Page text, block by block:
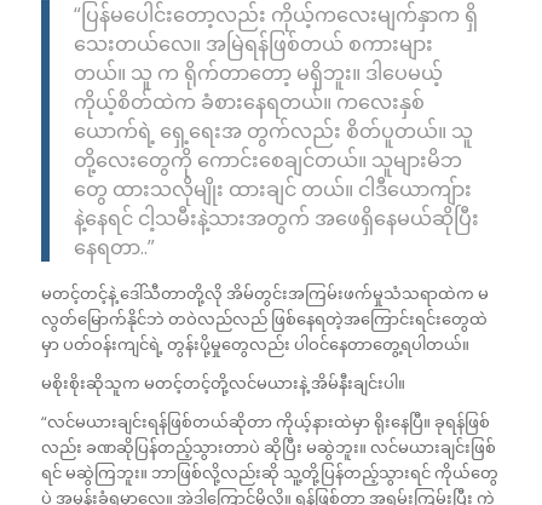
“ပြန်မပေါင်းတော့လည်း ကိုယ့်ကလေးမျက်နှာက ရှိ
သေးတယ်လေ။ အမြဲရန်ဖြစ်တယ် စကားများ
တယ်။ သူ က ရိုက်တာတော့ မရှိဘူး။ ဒါပေမယ့်
ကိုယ့်စိတ်ထဲက ခံစားနေရတယ်။ ကလေးနှစ်
ယောက်ရဲ့ ရှေ့ရေးအ တွက်လည်း စိတ်ပူတယ်။ သူ
တို့လေးတွေကို ကောင်းစေချင်တယ်။ သူများမိဘ
တွေ ထားသလိုမျိုး ထားချင် တယ်။ ငါဒီယောကျ်ား
နဲ့နေရင် ငါ့သမီးနဲ့သားအတွက် အဖေရှိနေမယ်ဆိုပြီး
နေရတာ..”
မတင့်တင့်နဲ့ ဒေါ်သီတာတို့လို အိမ်တွင်းအကြမ်းဖက်မှုသံသရာထဲက မ
လွတ်မြောက်နိုင်ဘဲ တဝဲလည်လည် ဖြစ်နေရတဲ့အကြောင်းရင်းတွေထဲ
မှာ ပတ်ဝန်းကျင်ရဲ့ တွန်းပို့မှုတွေလည်း ပါဝင်နေတာတွေ့ရပါတယ်။
မစိုးစိုးဆိုသူက မတင့်တင့်တို့လင်မယားနဲ့ အိမ်နီးချင်းပါ။
“လင်မယားချင်းရန်ဖြစ်တယ်ဆိုတာ ကိုယ့်နားထဲမှာ ရိုးနေပြီ။ ခုရန်ဖြစ်
လည်း ခဏဆိုပြန်တည့်သွားတာပဲ ဆိုပြီး မဆွဲဘူး။ လင်မယားချင်းဖြစ်
ရင် မဆွဲကြဘူး။ ဘာဖြစ်လို့လည်းဆို သူ့တို့ပြန်တည့်သွားရင် ကိုယ်တွေ
ပဲ အမုန်းခံရမှာလေ။ အဲဒါကြောင့်မိုလို့။ ရန်ဖြစ်တာ အရမ်းကြမ်းပြီး ကွဲ